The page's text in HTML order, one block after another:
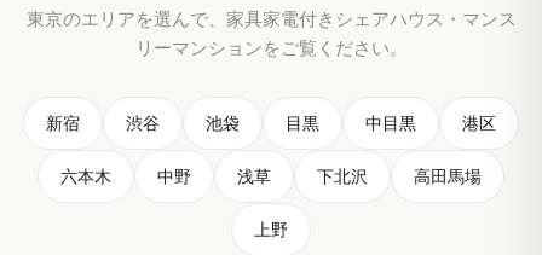
東京のエリアを選んで、家具家電付きシェアハウス・マンス
リーマンションをご覧ください。
新宿 渋谷 池袋 目黒 中目黒 港区
六本木 中野 浅草 下北沢 高田馬場
上野